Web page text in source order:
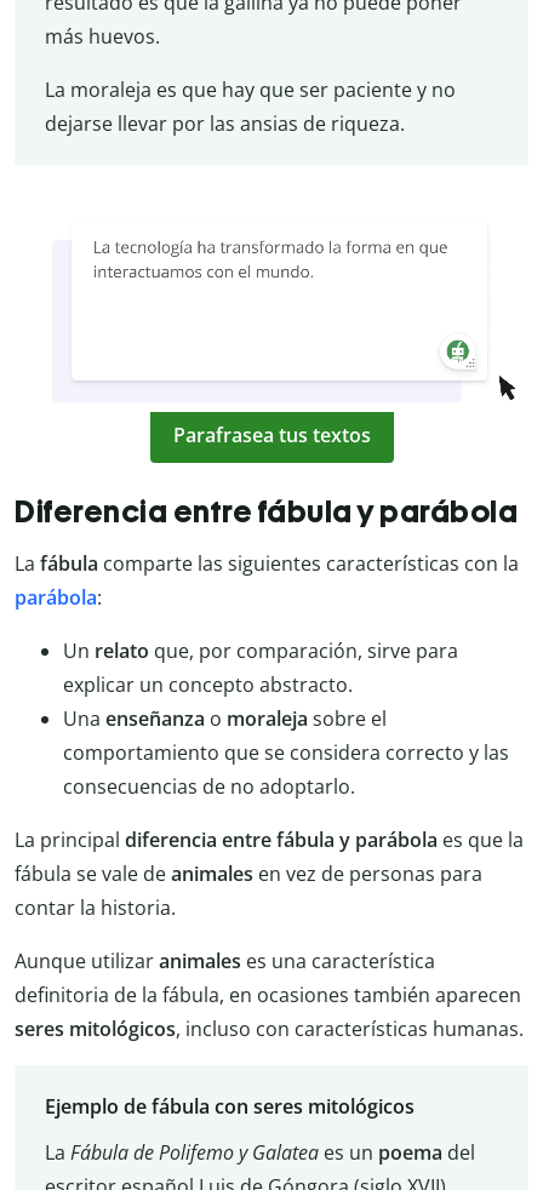
más huevos.
La moraleja es que hay que ser paciente y no
dejarse llevar por las ansias de riqueza.
Parafrasea tus textos
Diferencia entre fábula y parábola
La fábula comparte las siguientes características con la
parábola:
Un relato que, por comparación, sirve para
explicar un concepto abstracto.
Una enseñanza o moraleja sobre el
comportamiento que se considera correcto y las
consecuencias de no adoptarlo.
La principal diferencia entre fábula y parábola es que la
fábula se vale deanimales en vez de personas para
contar la historia.
Aunque utilizaranimales es una característica
definitoria de la fábula, en ocasiones también aparecen
seres mitológicos, incluso con características humanas.
Ejemplo de fábula con seres mitológicos
La Fábula de Polifemo y Galateaes un poema del